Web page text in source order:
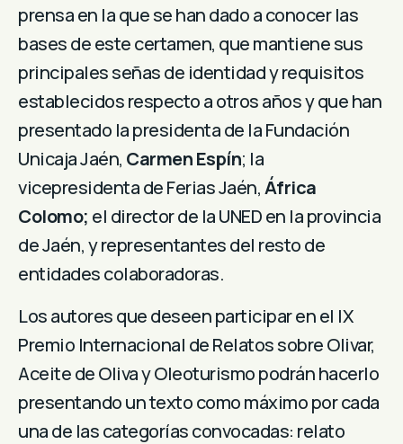
prensa en la que se han dado a conocer las
bases de este certamen, que mantiene sus
principales señas de identidad y requisitos
establecidos respecto a otros años y que han
presentado la presidenta de la Fundación
Unicaja Jaén, Carmen Espín; la
vicepresidenta de Ferias Jaén,África
Colomo; el director de la UNED en la provincia
de Jaén, y representantes del resto de
entidades colaboradoras.
Los autores que deseen participar en el IX
Premio Internacional de Relatos sobre Olivar,
Aceite de Oliva y Oleoturismo podrán hacerlo
presentando un texto como máximo por cada
una de las categorías convocadas: relato